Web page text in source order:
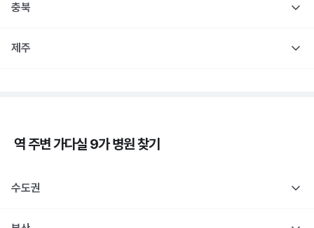
충북
제주
역 주변가다실 9가병원 찾기
수도권